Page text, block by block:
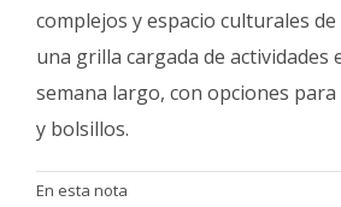
complejos y espacio culturales
una grilla cargada de actividades
semana largo, con opciones
y bolsillos.
En esta nota